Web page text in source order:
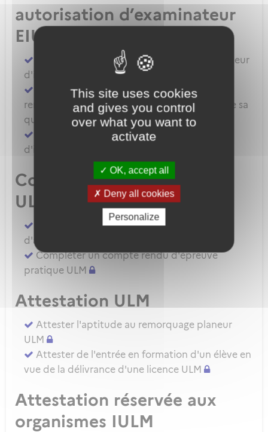
This site uses cookies
and gives you control
over what you want to
activate
OK, accept all
Deny all cookies
Personalize
autorisation d’examinateur
EIULM
Attester des prérequis pour devenir formateur
d'instructeur ULM
Demander la délivrance, la prorogation, le
renouvellement ou l'extension de privilèges de sa
qualification IULM
Demander une autorisation d'examinateur
d'instructeur EIULM
Compte rendu d’épreuve
ULM
Compléter un compte rendu d'épreuve
d'aptitude pratique instructeur IULM.
Compléter un compte rendu d'épreuve
pratique ULM
Attestation ULM
Attester l'aptitude au remorquage planeur
ULM
Attester de l'entrée en formation d'un élève en
vue de la délivrance d'une licence ULM
Attestation réservée aux
organismes IULM